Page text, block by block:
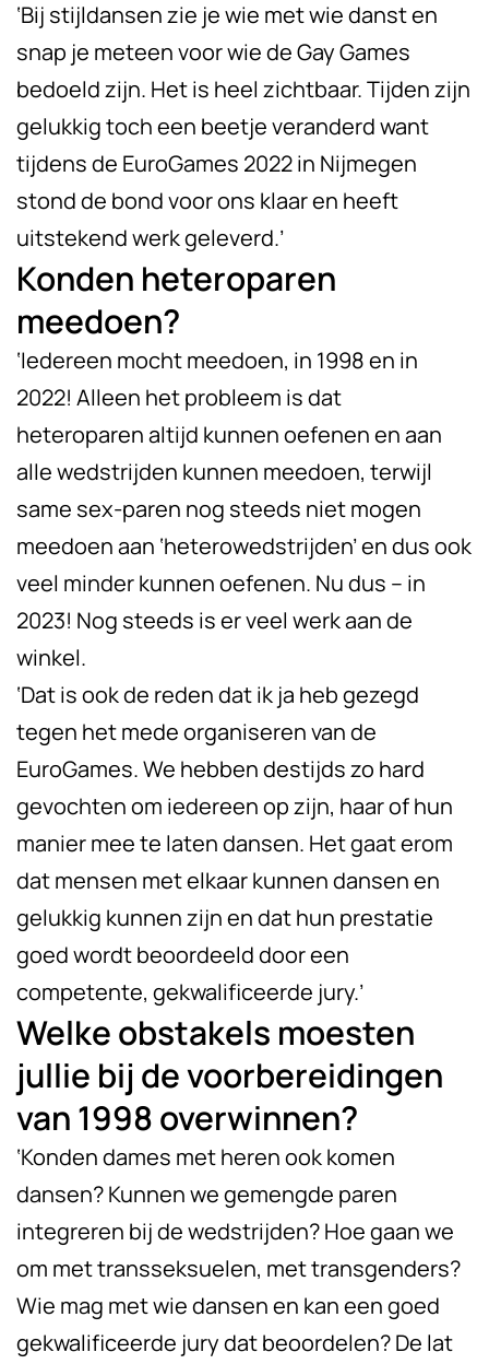
‘Bij stijldansen zie je wie met wie danst en
snap je meteen voor wie de Gay Games
bedoeld zijn. Het is heel zichtbaar. Tijden zijn
gelukkig toch een beetje veranderd want
tijdens de EuroGames 2022 in Nijmegen
stond de bond voor ons klaar en heeft
uitstekend werk geleverd.’
Konden heteroparen
meedoen?
‘Iedereen mocht meedoen, in 1998 en in
2022! Alleen het probleem is dat
heteroparen altijd kunnen oefenen en aan
alle wedstrijden kunnen meedoen, terwijl
same sex-paren nog steeds niet mogen
meedoen aan ‘heterowedstrijden’ en dus ook
veel minder kunnen oefenen. Nu dus – in
2023! Nog steeds is er veel werk aan de
winkel.
‘Dat is ook de reden dat ik ja heb gezegd
tegen het mede organiseren van de
EuroGames. We hebben destijds zo hard
gevochten om iedereen op zijn, haar of hun
manier mee te laten dansen. Het gaat erom
dat mensen met elkaar kunnen dansen en
gelukkig kunnen zijn en dat hun prestatie
goed wordt beoordeeld door een
competente, gekwalificeerde jury.’
Welke obstakels moesten
jullie bij de voorbereidingen
van 1998 overwinnen?
‘Konden dames met heren ook komen
dansen? Kunnen we gemengde paren
integreren bij de wedstrijden? Hoe gaan we
om met transseksuelen, met transgenders?
Wie mag met wie dansen en kan een goed
gekwalificeerde jury dat beoordelen? De lat